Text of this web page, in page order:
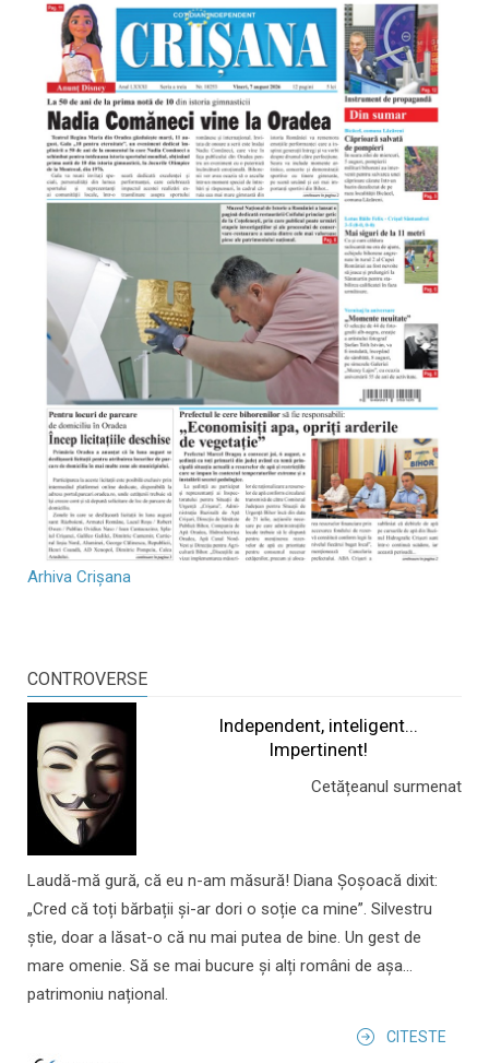
Arhiva Crișana
CONTROVERSE
Independent, inteligent...
Impertinent!
Cetățeanul surmenat
Laudă-mă gură, că eu n-am măsură! Diana Șoșoacă dixit:
„Cred că toți bărbații și-ar dori o soție ca mine”. Silvestru
știe, doar a lăsat-o că nu mai putea de bine. Un gest de
mare omenie. Să se mai bucure și alți români de așa...
patrimoniu național.
CITESTE